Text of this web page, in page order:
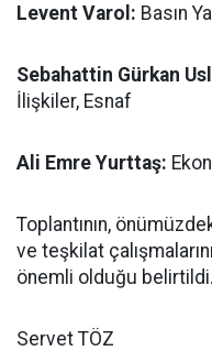
Levent Varol: Basın
Sebahattin Gürkan
İlişkiler, Esnaf
Ali Emre Yurttaş:
Toplantının,
ve teşkilat
önemli olduğu belirtildi.
Servet TÖZ